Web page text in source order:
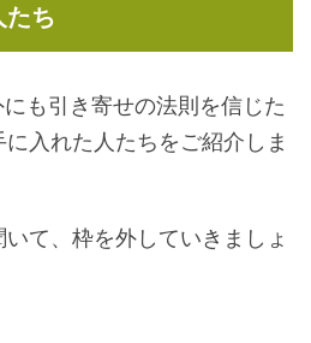
たち
も引き寄せの法則を信じた
入れた人たちをご紹介しま
て、枠を外していきましょ